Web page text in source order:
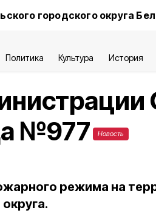
городского округа
Политика Культура История
№977
Новость
режима на